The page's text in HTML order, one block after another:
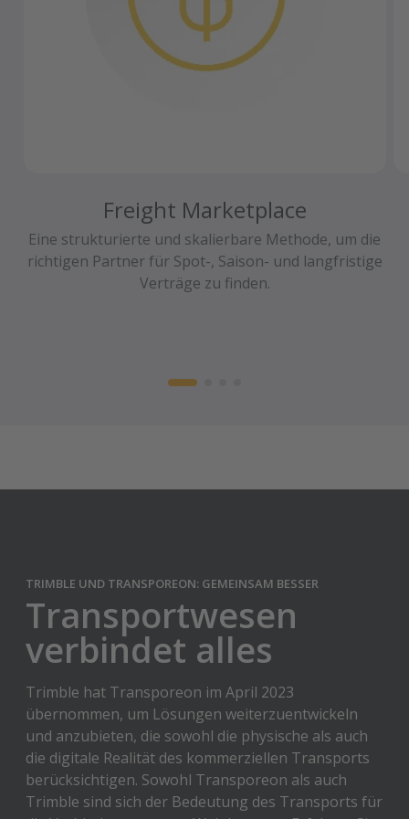
Freight Marketplace
Eine strukturierte und skalierbare Methode, um die
richtigen Partner für Spot-, Saison- und langfristige
Verträge zu finden.
TRIMBLE UND TRANSPOREON: GEMEINSAM BESSER
Transportwesen
verbindet alles
Trimble hat Transporeon im April 2023
übernommen, um Lösungen weiterzuentwickeln
und anzubieten, die sowohl die physische als auch
die digitale Realität des kommerziellen Transports
berücksichtigen. Sowohl Transporeon als auch
Trimble sind sich der Bedeutung des Transports für